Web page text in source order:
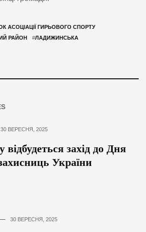
АСОЦІАЦІЇ ГИРЬОВОГО СПОРТУ
РАЙОН #ЛАДИЖИНСЬКА
30 ВЕРЕСНЯ, 2025
захід до Дня
України
30 ВЕРЕСНЯ, 2025